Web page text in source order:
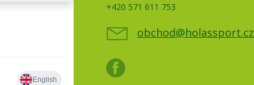
+420 571 611 753
obchod@holassport.cz